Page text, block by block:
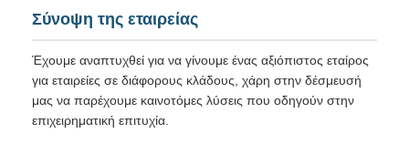
Σύνοψη της εταιρείας
Έχουμε αναπτυχθεί για να γίνουμε ένας αξιόπιστος εταίρος
για εταιρείες σε διάφορους κλάδους, χάρη στην δέσμευσή
μας να παρέχουμε καινοτόμες λύσεις που οδηγούν στην
επιχειρηματική επιτυχία.